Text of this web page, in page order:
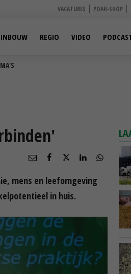
VACATURES POAH-SHOP
REGIO VIDEO
mens en leefomgeving
in huis.